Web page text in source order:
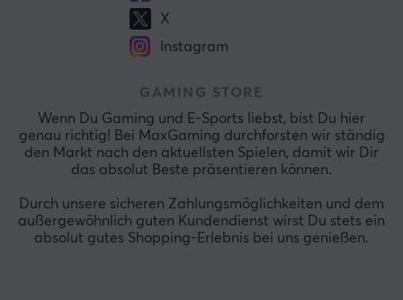
X
Instagram
GAMING STORE
Wenn Du Gaming und E-Sports liebst, bist Du hier
genau richtig! Bei MaxGaming durchforsten wir ständig
den Markt nach den aktuellsten Spielen, damit wir Dir
das absolut Beste präsentieren können.
Durch unsere sicheren Zahlungsmöglichkeiten und dem
außergewöhnlich guten Kundendienst wirst Du stets ein
absolut gutes Shopping-Erlebnis bei uns genießen.